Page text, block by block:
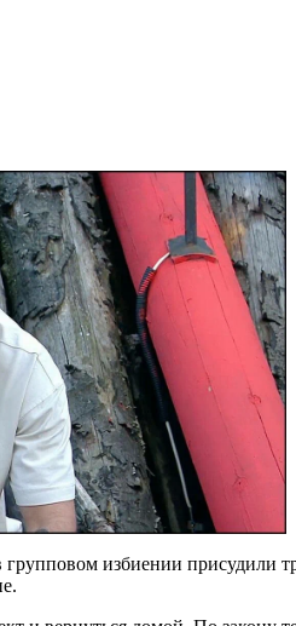
избиении присудили